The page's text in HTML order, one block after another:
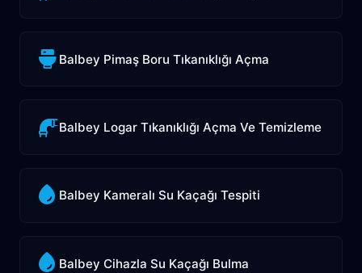
Balbey Pimaş Boru Tıkanıklığı Açma
Balbey Logar Tıkanıklığı Açma Ve Temizleme
Balbey Kameralı Su Kaçağı Tespiti
Balbey Cihazla Su Kaçağı Bulma